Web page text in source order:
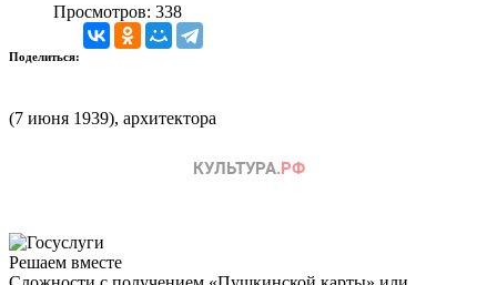
Просмотров: 338
Поделиться:
(7 июня 1939), архитектора
Решаем вместе